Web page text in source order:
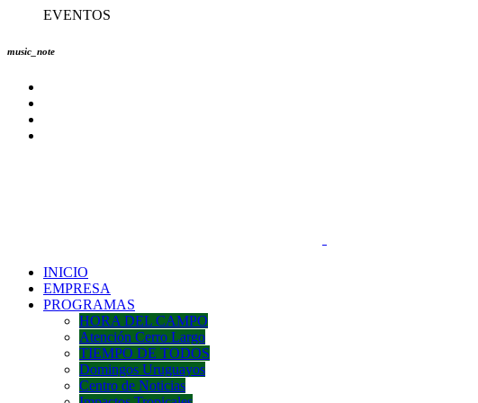
EVENTOS
music_note
INICIO
EMPRESA
PROGRAMAS
HORA DEL CAMPO
Atención Cerro Largo
TIEMPO DE TODOS
Domingos Uruguayos
Centro de Noticias